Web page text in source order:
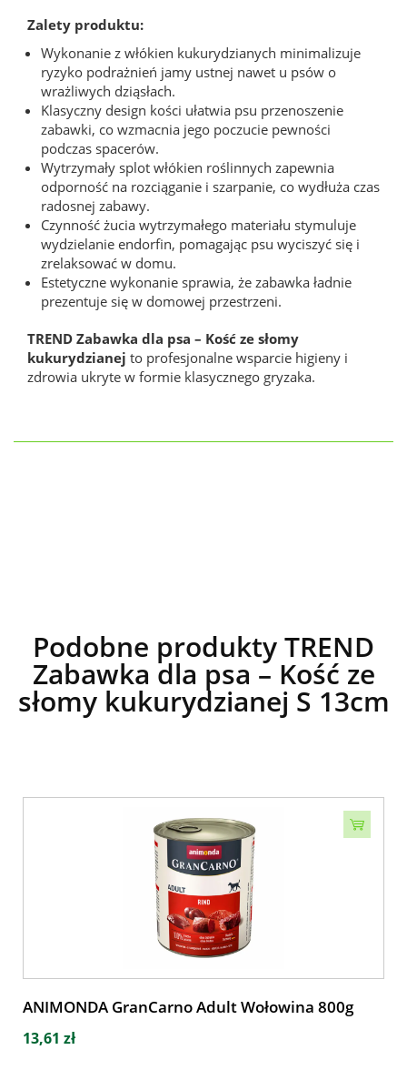
Zalety produktu:
Wykonanie z włókien kukurydzianych minimalizuje
ryzyko podrażnień jamy ustnej nawet u psów o
wrażliwych dziąsłach.
Klasyczny design kości ułatwia psu przenoszenie
zabawki, co wzmacnia jego poczucie pewności
podczas spacerów.
Wytrzymały splot włókien roślinnych zapewnia
odporność na rozciąganie i szarpanie, co wydłuża czas
radosnej zabawy.
Czynność żucia wytrzymałego materiału stymuluje
wydzielanie endorfin, pomagając psu wyciszyć się i
zrelaksować w domu.
Estetyczne wykonanie sprawia, że zabawka ładnie
prezentuje się w domowej przestrzeni.
TREND Zabawka dla psa – Kość ze słomy
kukurydzianej to profesjonalne wsparcie higieny i
zdrowia ukryte w formie klasycznego gryzaka.
Podobne produkty TREND
Zabawka dla psa – Kość ze
słomy kukurydzianej S 13cm
ANIMONDA GranCarno Adult Wołowina 800g
13,61 zł